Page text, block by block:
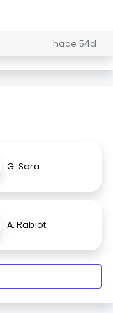
hace 54d
G. Sara
A. Rabiot